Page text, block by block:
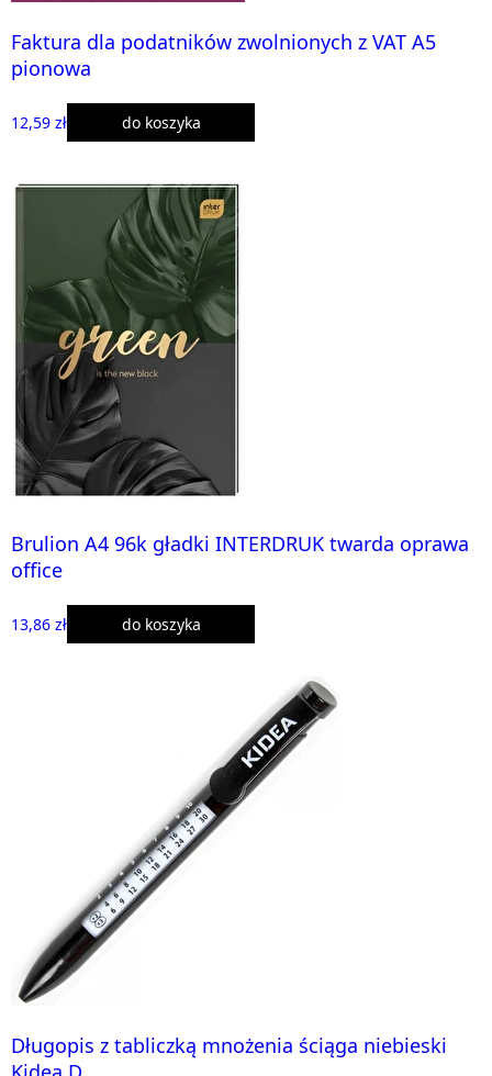
Faktura dla podatników zwolnionych z VAT A5
pionowa
12,59 zł do koszyka
Brulion A4 96k gładki INTERDRUK twarda oprawa
office
13,86 zł do koszyka
Długopis z tabliczką mnożenia ściąga niebieski